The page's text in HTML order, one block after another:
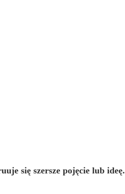
się szersze pojęcie lub ideę.